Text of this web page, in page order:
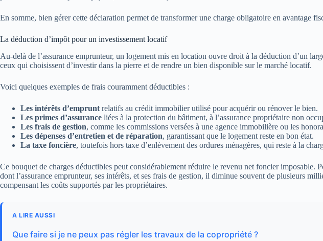
En somme, bien gérer cette déclaration permet de transformer une charge obligatoire en avantage
La déduction d’impôt pour un investissement locatif
Au-delà de l’assurance emprunteur, un logement mis en location ouvre droit à la déduction d’un
ceux qui choisissent d’investir dans la pierre et de rendre un bien disponible sur le marché locatif.
Voici quelques exemples de frais couramment déductibles :
Les intérêts d’emprunt relatifs au crédit immobilier utilisé pour acquérir ou rénover le bien.
Les primes d’assurance liées à la protection du bâtiment, à l’assurance propriétaire non
Les frais de gestion, comme les commissions versées à une agence immobilière ou les
Les dépenses d’entretien et de réparation, garantissant que le logement reste en bon état.
La taxe foncière, toutefois hors taxe d’enlèvement des ordures ménagères, qui reste à la
Ce bouquet de charges déductibles peut considérablement réduire le revenu net foncier
dont l’assurance emprunteur, ses intérêts, et ses frais de gestion, il diminue souvent de plusieurs
compensant les coûts supportés par les propriétaires.
A LIRE AUSSI
Que faire si je ne peux pas régler les travaux de la copropriété ?